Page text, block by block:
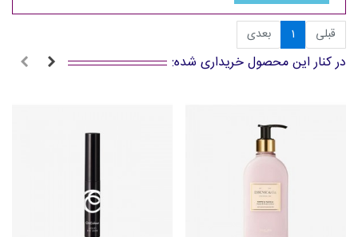
قبلی 1 بعدی
در کنار این محصول خریداری شده: